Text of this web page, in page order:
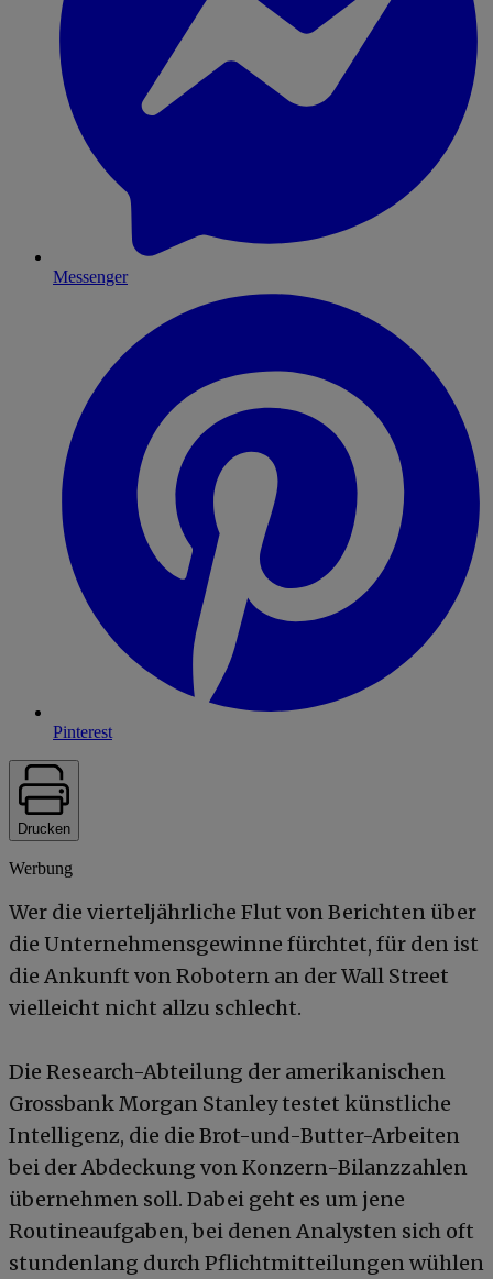
Messenger
Pinterest
Drucken
Werbung
Wer die vierteljährliche Flut von Berichten über
die Unternehmensgewinne fürchtet, für den ist
die Ankunft von Robotern an der Wall Street
vielleicht nicht allzu schlecht.
Die Research-Abteilung der amerikanischen
Grossbank Morgan Stanley testet künstliche
Intelligenz, die die Brot-und-Butter-Arbeiten
bei der Abdeckung von Konzern-Bilanzzahlen
übernehmen soll. Dabei geht es um jene
Routineaufgaben, bei denen Analysten sich oft
stundenlang durch Pflichtmitteilungen wühlen